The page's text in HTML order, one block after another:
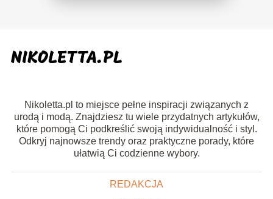
Nikoletta.pl to miejsce pełne inspiracji związanych z
urodą i modą. Znajdziesz tu wiele przydatnych artykułów,
które pomogą Ci podkreślić swoją indywidualność i styl.
Odkryj najnowsze trendy oraz praktyczne porady, które
ułatwią Ci codzienne wybory.
REDAKCJA